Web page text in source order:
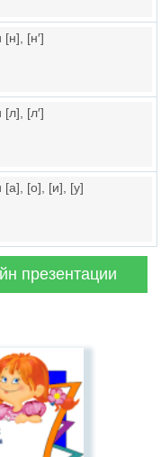
[н], [н′]
[л], [л′]
[а], [о], [и], [у]
презентации